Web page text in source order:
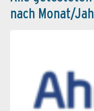
nach Monat/